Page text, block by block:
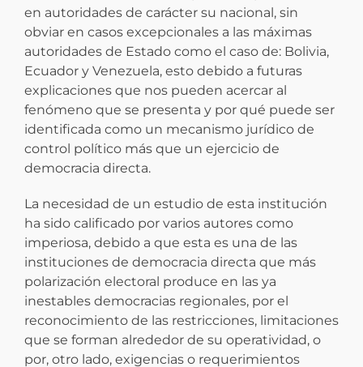
en autoridades de carácter su nacional, sin
obviar en casos excepcionales a las máximas
autoridades de Estado como el caso de: Bolivia,
Ecuador y Venezuela, esto debido a futuras
explicaciones que nos pueden acercar al
fenómeno que se presenta y por qué puede ser
identificada como un mecanismo jurídico de
control político más que un ejercicio de
democracia directa.
La necesidad de un estudio de esta institución
ha sido calificado por varios autores como
imperiosa, debido a que esta es una de las
instituciones de democracia directa que más
polarización electoral produce en las ya
inestables democracias regionales, por el
reconocimiento de las restricciones, limitaciones
que se forman alrededor de su operatividad, o
por, otro lado, exigencias o requerimientos